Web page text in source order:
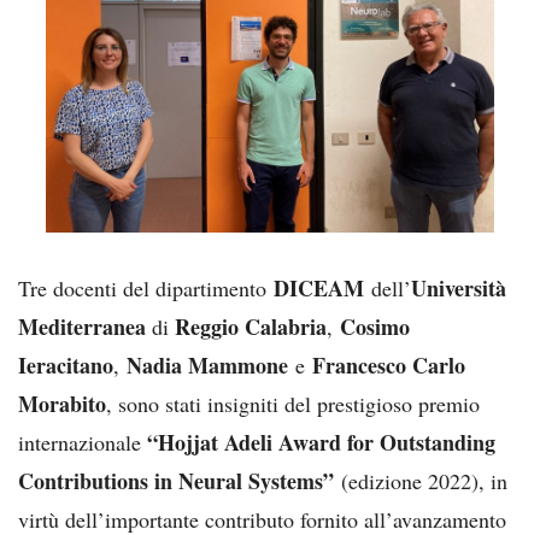
Tre docenti del dipartimento DICEAM dell’Università
Mediterranea di Reggio Calabria, Cosimo
Ieracitano, Nadia Mammone e Francesco Carlo
Morabito, sono stati insigniti del prestigioso premio
internazionale “Hojjat Adeli Award for Outstanding
Contributions in Neural Systems” (edizione 2022), in
virtù dell’importante contributo fornito all’avanzamento